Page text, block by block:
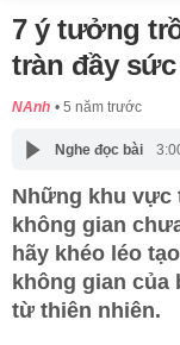
7 ý tưởng
tràn đầy
NAnh 5 năm trước
Nghe đọc bài
Những khu vực
không gian
hãy khéo léo
không gian của
từ thiên nhiên.